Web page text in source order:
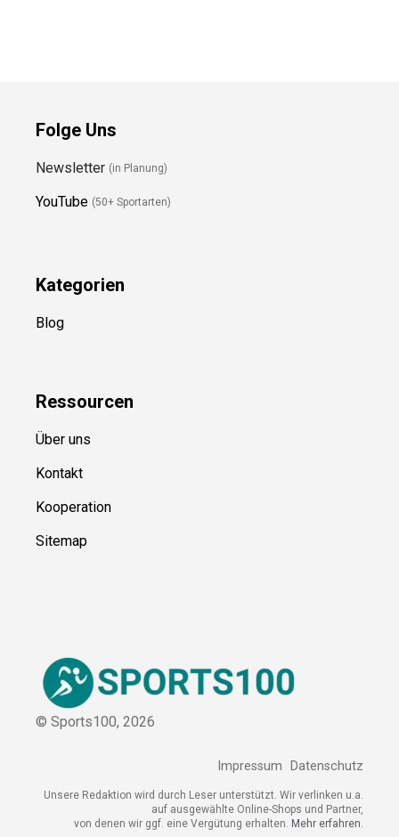
Folge Uns
Newsletter (in Planung)
YouTube (50+ Sportarten)
Kategorien
Blog
Ressourcen
Über uns
Kontakt
Kooperation
Sitemap
© Sports100, 2026
Impressum Datenschutz
Unsere Redaktion wird durch Leser unterstützt. Wir verlinken
u.a. auf ausgewählte Online-Shops und Partner,
von denen wir ggf. eine Vergütung erhalten.Mehr erfahren.